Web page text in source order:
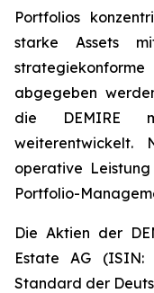
Portfolios
starke Assets
abgegeben
die DEMIRE
weiterentwickelt.
operative
Portfolio-
Die Aktien der
Estate AG (ISIN:
Standard der